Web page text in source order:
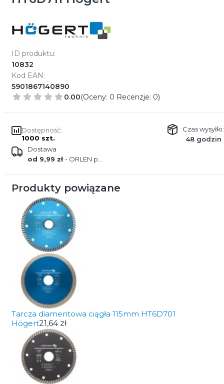
ID produktu:
10832
Kod EAN:
5901867140890
0.00(Oceny: 0 Recenzje: 0)
Dostępność:
1000 szt.
Czas wysyłki:
48 godzin
Dostawa
od 9,99 zł- ORLEN paczka
Produkty powiązane
Tarcza diamentowa ciągła 115mm HT6D701
Högert21,64 zł